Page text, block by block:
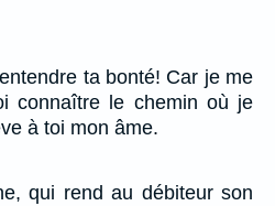
ta bonté! Car je me
connaître le chemin où je
à toi mon âme.
qui rend au débiteur son